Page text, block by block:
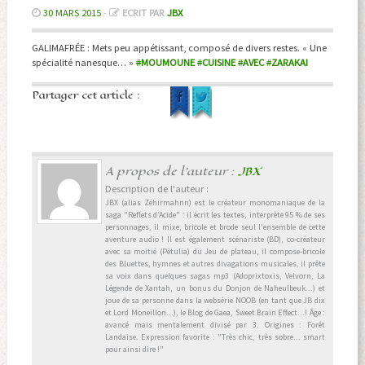
30 MARS 2015- ECRIT PAR JBX
GALIMAFRÉE : Mets peu appétissant, composé de divers restes. « Une
spécialité nanesque… » #MOUMOUNE #CUISINE #AVEC #ZARAKAI
Partager cet article :
A propos de l'auteur :JBX
Description de l'auteur :
JBX (alias Zéhirmahnn) est le créateur monomaniaque de la
saga "Reflets d’Acide" : il écrit les textes, interprète 95 % de ses
personnages, il mixe, bricole et brode seul l'ensemble de cette
aventure audio ! Il est également scénariste (BD), co-créateur
avec sa moitié (Pétulia) du Jeu de plateau, il compose-bricole
des Bluettes, hymnes et autres divagations musicales, il prête
sa voix dans quelques sagas mp3 (Adoprixtoxis, Velvorn, La
Légende de Xantah, un bonus du Donjon de Naheulbeuk...) et
joue de sa personne dans la websérie NOOB (en tant que JB dix
et Lord Moneillon...), le Blog de Gaea, Sweet Brain Effect...! Âge :
avancé mais mentalement divisé par 3. Origines : Forêt
Landaise. Expression favorite : "Très chic, très sobre... smart
pour ainsi dire !"